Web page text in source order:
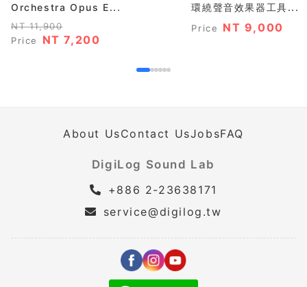
Orchestra Opus E...
NT 11,900
Price
NT 7,200
環繞聲音效果器工具...
Price NT 9,000
About UsContact UsJobsFAQ
DigiLog Sound Lab
+886 2-23638171
service@digilog.tw